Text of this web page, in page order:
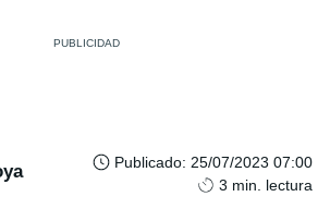
Publicado: 25/07/2023 07:00
3 min. lectura